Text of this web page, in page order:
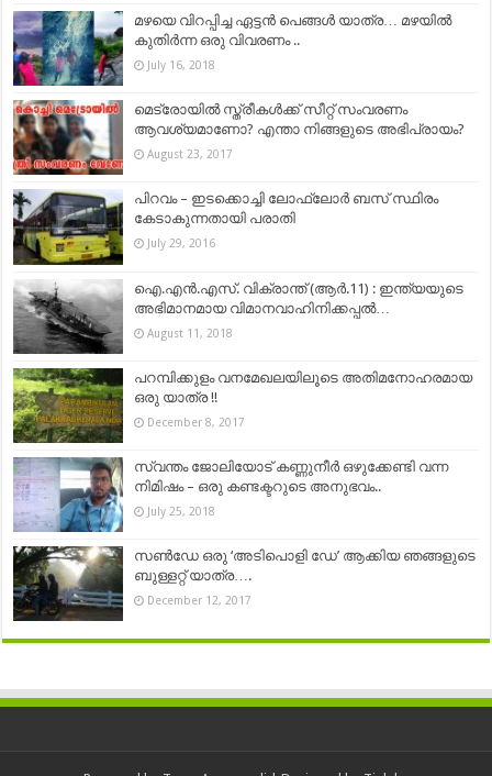
മഴയെ വിറപ്പിച്ച ഏട്ടൻ പെങ്ങൾ യാത്ര… മഴയിൽ
കുതിർന്ന ഒരു വിവരണം ..
July 16, 2018
മെട്രോയില്‍ സ്ത്രീകള്‍ക്ക് സീറ്റ് സംവരണം
ആവശ്യമാണോ? എന്താ നിങ്ങളുടെ അഭിപ്രായം?
August 23, 2017
പിറവം – ഇടക്കൊച്ചി ലോഫ്ലോര്‍ ബസ് സ്ഥിരം
കേടാകുന്നതായി പരാതി
July 29, 2016
ഐ.എൻ.എസ്. വിക്രാന്ത് (ആർ.11) : ഇന്ത്യയുടെ
അഭിമാനമായ വിമാനവാഹിനിക്കപ്പൽ…
August 11, 2018
പറമ്പിക്കുളം വനമേഖലയിലൂടെ അതിമനോഹരമായ
ഒരു യാത്ര !!
December 8, 2017
സ്വന്തം ജോലിയോട് കണ്ണുനീർ ഒഴുക്കേണ്ടി വന്ന
നിമിഷം – ഒരു കണ്ടക്ടറുടെ അനുഭവം..
July 25, 2018
സൺ‌ഡേ ഒരു ‘അടിപൊളി ഡേ’ ആക്കിയ ഞങ്ങളുടെ
ബുള്ളറ്റ് യാത്ര….
December 12, 2017